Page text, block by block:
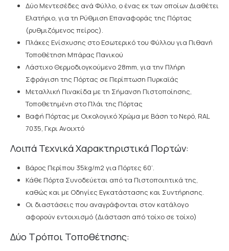
Δύο Μεντεσέδες ανά Φύλλο, ο ένας εκ των οποίων Διαθέτει
Ελατήριο, για τη Ρύθμιση Επαναφοράς της Πόρτας
(ρυθμιζόμενος πείρος).
Πλάκες Ενίσχυσης στο Εσωτερικό του Φύλλου για Πιθανή
Τοποθέτηση Μπάρας Πανικού
Λάστιχο Θερμοδιογκούμενο 28mm, για την Πλήρη
Σφράγιση της Πόρτας σε Περίπτωση Πυρκαϊάς
Μεταλλική Πινακίδα με τη Σήμανση Πιστοποίησης,
Τοποθετημένη στο Πλάι της Πόρτας
Βαφή Πόρτας με Οικολογικό Χρώμα με Βάση το Νερό, RAL
7035, Γκρι Ανοιχτό
Λοιπά Τεχνικά Χαρακτηριστικά Πορτών:
Βάρος Περίπου 35kg/m2 για Πόρτες 60’.
Κάθε Πόρτα Συνοδεύεται από τα Πιστοποιητικά της,
καθώς και με Οδηγίες Εγκατάστασης και Συντήρησης.
Οι διαστάσεις που αναγράφονται στον κατάλογο
αφορούν εντοιχισμό (Διάσταση από τοίχο σε τοίχο)
Δύο Τρόποι Τοποθέτησης: